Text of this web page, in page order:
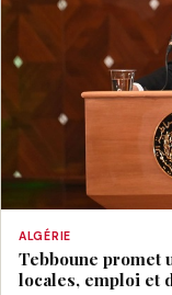
ALGÉRIE
Tebboune promet
locales, emploi et